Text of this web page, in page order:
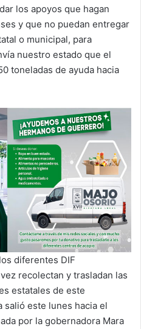
los apoyos que hagan
y que no puedan entregar
o municipal, para
nuestro estado que el
toneladas de ayuda hacia
diferentes DIF
recolectan y trasladan las
estatales de este
salió este lunes hacia el
por la gobernadora Mara